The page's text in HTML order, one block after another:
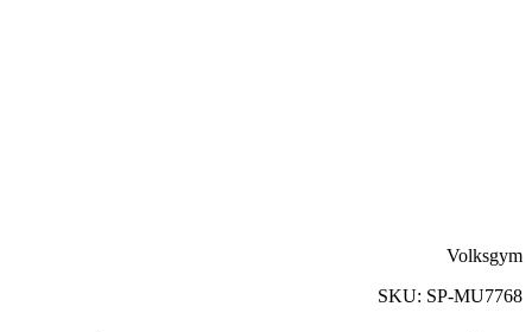
Volksgym
SKU: SP-MU7768